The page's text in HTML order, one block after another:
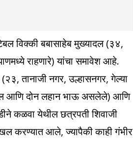
विक्की बबासाहेब मुख्यादल (३४,
राहणारे) यांचा समावेश आहे.
तानाजी नगर, उल्हासनगर, गेल्या
आणि दोन लहान भाऊ असलेले) आणि
कळवा येथील छत्रपती शिवाजी
करण्यात आले, ज्यापैकी काही गंभीर